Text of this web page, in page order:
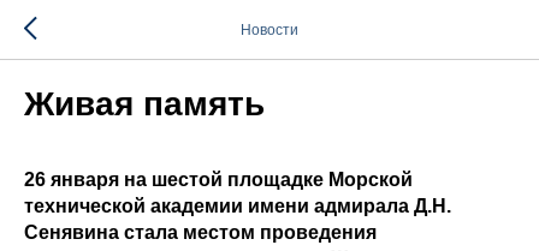
Новости
Живая память
26 января на шестой площадке Морской
технической академии имени адмирала Д.Н.
Сенявина стала местом проведения